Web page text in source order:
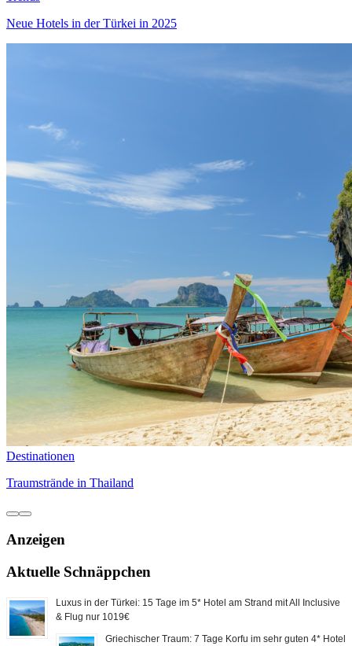
Neue Hotels in der Türkei in 2025
Destinationen
Traumstrände in Thailand
Anzeigen
Aktuelle Schnäppchen
Luxus in der Türkei: 15 Tage im 5* Hotel am Strand mit All Inclusive
& Flug nur 1019€
Griechischer Traum: 7 Tage Korfu im sehr guten 4* Hotel